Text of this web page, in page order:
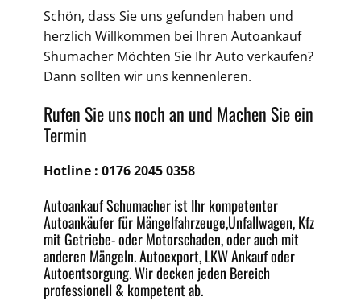
Schön, dass Sie uns gefunden haben und
herzlich Willkommen bei Ihren Autoankauf
Shumacher Möchten Sie Ihr Auto verkaufen?
Dann sollten wir uns kennenleren.
Rufen Sie uns noch an und Machen Sie ein
Termin
Hotline : 0176 2045 0358
Autoankauf Schumacher ist Ihr kompetenter
Autoankäufer für Mängelfahrzeuge,Unfallwagen, Kfz
mit Getriebe-oderMotorschaden, oder auch mit
anderen Mängeln.Autoexport, LKW Ankauf oder
Autoentsorgung. Wir decken jeden Bereich
professionell & kompetent ab.